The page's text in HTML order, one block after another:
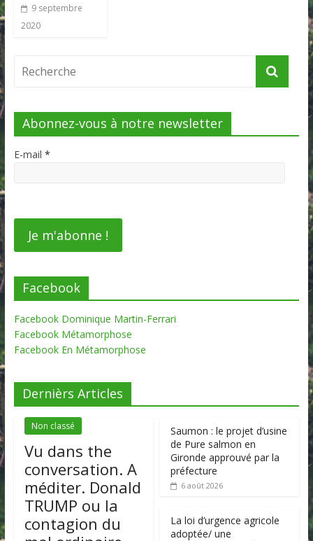
9 septembre
2020
Abonnez-vous à notre newsletter
E-mail *
Facebook
Facebook Dominique Martin-Ferrari
Facebook Métamorphose
Facebook En Métamorphose
Dernièrs Articles
Non classé
Vu dans the
conversation. A
méditer. Donald
TRUMP ou la
contagion du
Saumon : le projet d’usine
de Pure salmon en
Gironde approuvé par la
préfecture
6 août 2026
La loi d’urgence agricole
adoptée/ une